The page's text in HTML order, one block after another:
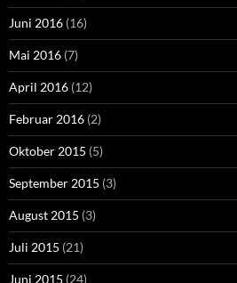
Juni 2016 (16)
Mai 2016 (7)
April 2016 (12)
Februar 2016 (2)
Oktober 2015 (5)
September 2015 (3)
August 2015 (3)
Juli 2015 (21)
Juni 2015 (24)